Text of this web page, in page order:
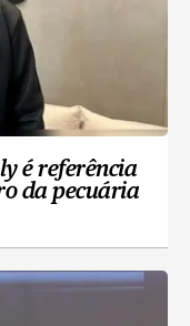
é referência
da pecuária